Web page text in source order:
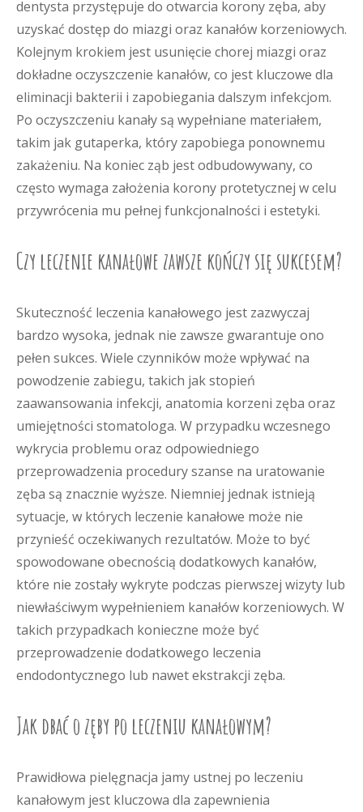
dentysta przystępuje do otwarcia korony zęba, aby
uzyskać dostęp do miazgi oraz kanałów korzeniowych.
Kolejnym krokiem jest usunięcie chorej miazgi oraz
dokładne oczyszczenie kanałów, co jest kluczowe dla
eliminacji bakterii i zapobiegania dalszym infekcjom.
Po oczyszczeniu kanały są wypełniane materiałem,
takim jak gutaperka, który zapobiega ponownemu
zakażeniu. Na koniec ząb jest odbudowywany, co
często wymaga założenia korony protetycznej w celu
przywrócenia mu pełnej funkcjonalności i estetyki.
Czy leczenie kanałowe zawsze kończy się sukcesem?
Skuteczność leczenia kanałowego jest zazwyczaj
bardzo wysoka, jednak nie zawsze gwarantuje ono
pełen sukces. Wiele czynników może wpływać na
powodzenie zabiegu, takich jak stopień
zaawansowania infekcji, anatomia korzeni zęba oraz
umiejętności stomatologa. W przypadku wczesnego
wykrycia problemu oraz odpowiedniego
przeprowadzenia procedury szanse na uratowanie
zęba są znacznie wyższe. Niemniej jednak istnieją
sytuacje, w których leczenie kanałowe może nie
przynieść oczekiwanych rezultatów. Może to być
spowodowane obecnością dodatkowych kanałów,
które nie zostały wykryte podczas pierwszej wizyty lub
niewłaściwym wypełnieniem kanałów korzeniowych. W
takich przypadkach konieczne może być
przeprowadzenie dodatkowego leczenia
endodontycznego lub nawet ekstrakcji zęba.
Jak dbać o zęby po leczeniu kanałowym?
Prawidłowa pielęgnacja jamy ustnej po leczeniu
kanałowym jest kluczowa dla zapewnienia